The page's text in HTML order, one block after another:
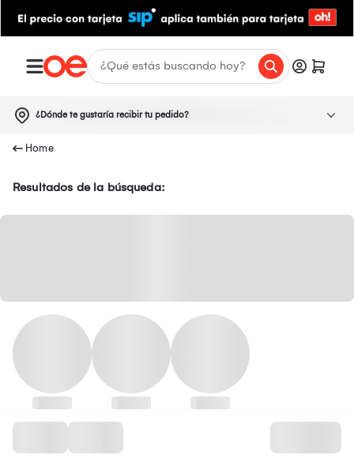
¿Dónde te gustaría recibir tu pedido?
Resultados de la búsqueda: